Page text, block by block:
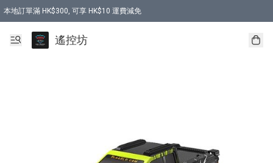
本地訂單滿 HK$300, 可享 HK$10 運費減免
購買 7.6V 6500mah 70C 電池 送 7.6V USB充電器
遙控坊